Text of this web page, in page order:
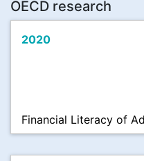
OECD research
2020
Financial Literacy of